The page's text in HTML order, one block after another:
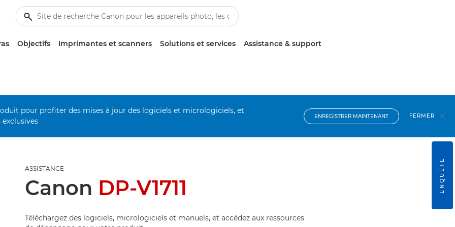
Objectifs Imprimantes et scanners Solutions et services Assistance & support
pour profiter des mises à jour des logiciels et micrologiciels, et
ENREGISTRER MAINTENANT FERMER
ASSISTANCE
Canon DP-V1711
Téléchargez des logiciels, micrologiciels et manuels, et accédez aux ressources
ENQUÊTE